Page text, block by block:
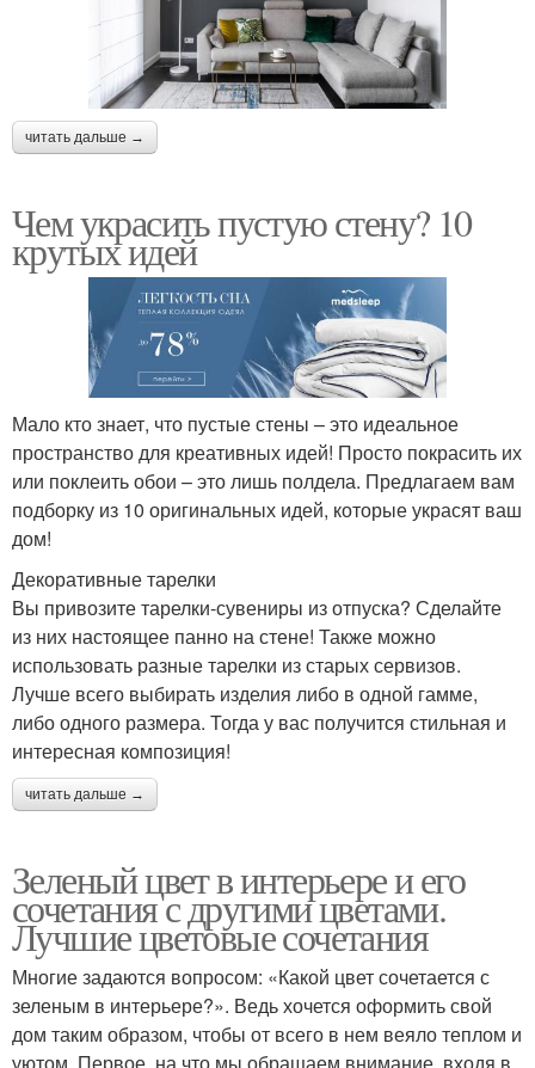
читать дальше →
Чем украсить пустую стену? 10
крутых идей
Мало кто знает, что пустые стены – это идеальное
пространство для креативных идей! Просто покрасить их
или поклеить обои – это лишь полдела. Предлагаем вам
подборку из 10 оригинальных идей, которые украсят ваш
дом!
Декоративные тарелки
Вы привозите тарелки-сувениры из отпуска? Сделайте
из них настоящее панно на стене! Также можно
использовать разные тарелки из старых сервизов.
Лучше всего выбирать изделия либо в одной гамме,
либо одного размера. Тогда у вас получится стильная и
интересная композиция!
читать дальше →
Зеленый цвет в интерьере и его
сочетания с другими цветами.
Лучшие цветовые сочетания
Многие задаются вопросом: «Какой цвет сочетается с
зеленым в интерьере?». Ведь хочется оформить свой
дом таким образом, чтобы от всего в нем веяло теплом и